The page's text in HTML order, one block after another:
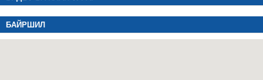
БАЙРШИЛ